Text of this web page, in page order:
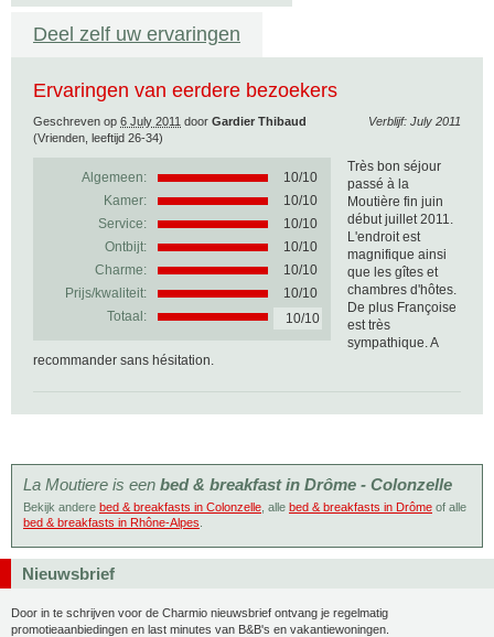
Deel zelf uw ervaringen
Ervaringen van eerdere bezoekers
Verblijf: July 2011
Geschreven op 6 July 2011 door Gardier Thibaud
(Vrienden, leeftijd 26-34)
Algemeen: 10/10
Kamer:
10/10
Service:
10/10
Ontbijt:
10/10
Charme:
10/10
Prijs/kwaliteit:
10/10
Totaal:
10/10
Très bon séjour
passé à la
Moutière fin juin
début juillet 2011.
L'endroit est
magnifique ainsi
que les gîtes et
chambres d'hôtes.
De plus Françoise
est très
sympathique. A
recommander sans hésitation.
La Moutiere is een bed & breakfast in Drôme - Colonzelle
Bekijk andere bed & breakfasts in Colonzelle , alle bed & breakfasts in Drôme of alle
bed & breakfasts in Rhône-Alpes
Nieuwsbrief
Door in te schrijven voor de Charmio nieuwsbrief ontvang je regelmatig
promotieaanbiedingen en last minutes van B&B's en vakantiewoningen.